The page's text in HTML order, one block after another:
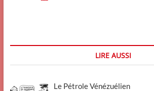
LIRE AUSSI
Le Pétrole Vénézuélien